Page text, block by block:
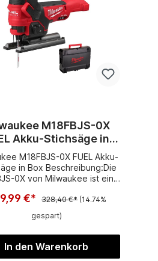
M18FBJS-0X
Akku-Stichsäge in
Box Neu
M18FBJS-0X FUEL Akku-
in Box Beschreibung:Die
0X von Milwaukee ist eine
sowie 6
mit
Hübe pro Minute
saubere Schnitte und
Vibrationen.Der von
€* 328,40 €* (14.74%
gespart)
In den Warenkorb